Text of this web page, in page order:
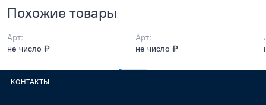
Похожие товары
Арт:
не число ₽
Арт:
не число ₽
КОНТАКТЫ